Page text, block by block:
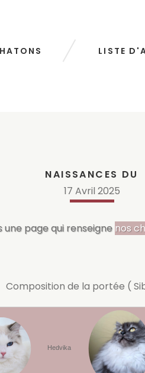
LISTE
NAISSANCES DU
17 Avril 2025
une page qui renseigne nos
Composition de la portée (
Hedvika